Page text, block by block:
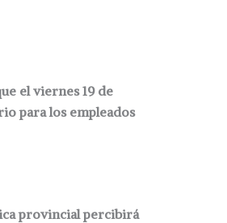
el viernes 19 de
para los empleados
provincial percibirá